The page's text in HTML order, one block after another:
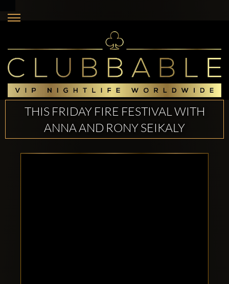
THIS FRIDAY FIRE FESTIVAL WITH
ANNA AND RONY SEIKALY